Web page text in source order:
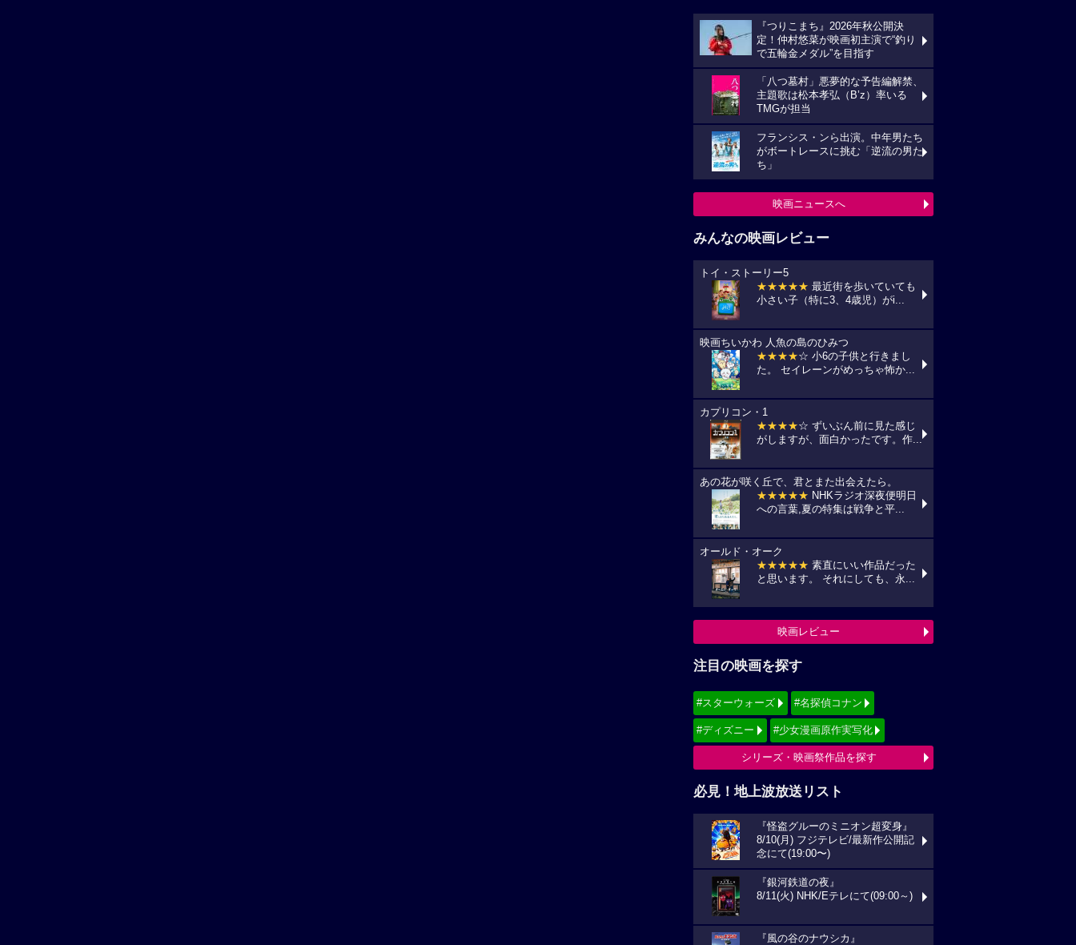
『つりこまち』2026年秋公開決
定！仲村悠菜が映画初主演で“釣り
で五輪金メダル”を目指す
「八つ墓村」悪夢的な予告編解禁、
主題歌は松本孝弘（B’z）率いる
TMGが担当
フランシス・ンら出演。中年男たち
がボートレースに挑む「逆流の男た
ち」
映画ニュースへ
みんなの映画レビュー
トイ・ストーリー5
★★★★★ 最近街を歩いていても
小さい子（特に3、4歳児）がi...
映画ちいかわ 人魚の島のひみつ
★★★★☆ 小6の子供と行きまし
た。 セイレーンがめっちゃ怖か...
カプリコン・1
★★★★☆ ずいぶん前に見た感じ
がしますが、面白かったです。作...
あの花が咲く丘で、君とまた出会えたら。
★★★★★ NHKラジオ深夜便明日
への言葉,夏の特集は戦争と平...
オールド・オーク
★★★★★ 素直にいい作品だった
と思います。 それにしても、永...
映画レビュー
注目の映画を探す
#スターウォーズ #名探偵コナン
#ディズニー #少女漫画原作実写化
シリーズ・映画祭作品を探す
必見！地上波放送リスト
『怪盗グルーのミニオン超変身』
8/10(月) フジテレビ/最新作公開記
念にて(19:00〜)
『銀河鉄道の夜』
8/11(火) NHK/Eテレにて(09:00～)
『風の谷のナウシカ』